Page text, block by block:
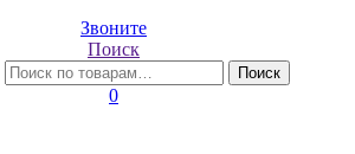
Звоните
Поиск
Поиск
0